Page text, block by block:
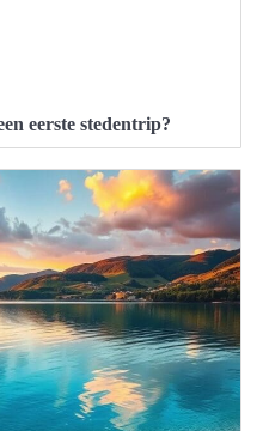
eerste stedentrip?